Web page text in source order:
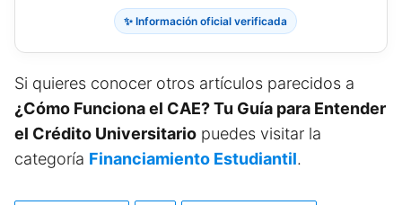
✨ Información oficial verificada
Si quieres conocer otros artículos parecidos a
¿Cómo Funciona el CAE? Tu Guía para Entender
el Crédito Universitario puedes visitar la
categoría Financiamiento Estudiantil.